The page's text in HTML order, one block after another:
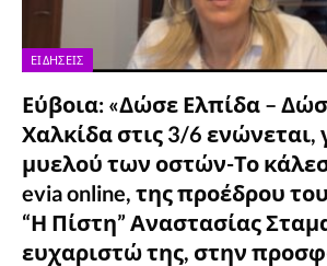
ΕΙΔΉΣΕΙΣ
Εύβοια: «Δώσε Ελπίδα –
Χαλκίδα στις 3/6 ενώνεται,
μυελού των οστών-Το
evia online, της προέδρου
“Η Πίστη” Αναστασίας
ευχαριστώ της, στην